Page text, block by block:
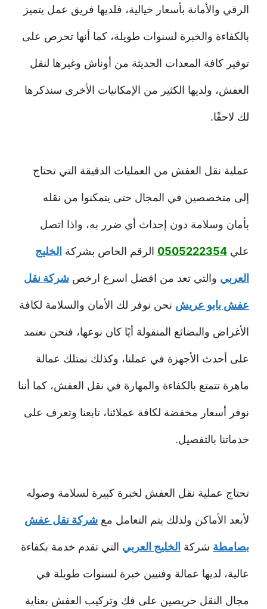
الرقي والأمانة بأسعار خيالية، فلديها فريق عمل يتميز
بالكفاءة والخبرة لسنوات طويلة، كما أنها تحرص على
توفير كافة المعدات الحديثة من أوناش وغيرها لنقل
العفش، ولديها الكثير من الإمكانيات الأخرى سنذكرها
لك لاحقًا.
عملية نقل العفش من العمليات الدقيقة التي تحتاج
إلى متخصصين في المجال حتى يتمكنوا من نقله
بأمان وسلامة دون إحداث أي ضرر به، واذا اتصل
علي 0505222354 الرقم الخاص بشركة الخليج
العربي والتي تعد من افضل اسرع ارخص شركة نقل
عفش بابو عريش نحن نوفر لك الأمان والسلامة لكافة
الأغراض والبضائع المنقولة أيًا كان نوعها، فنحن نعتمد
على أحدث الأجهزة في عملنا، وكذلك نمتلك عمالة
ماهرة تتمتع بالكفاءة والمهارة في نقل العفش، كما أننا
نوفر أسعار مخفضة لكافة عملائنا، تابعنا وتعرف على
خدماتنا بالتفصيل.
تحتاج عملية نقل العفش لخبرة كبيرة لسلامة وصوله
لأبعد الأماكن ولذلك يتم التعامل مع شركة نقل عفش
بصامطة شركة الخليج العربي التي تقدم خدمة بكفاءة
عالية، لديها عمالة وفنيين خبرة لسنوات طويلة في
مجال النقل حريصين على فك وتركيب العفش بعناية